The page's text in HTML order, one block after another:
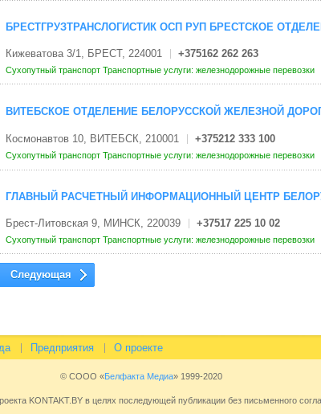
БРЕСТГРУЗТРАНСЛОГИСТИК ОСП РУП БРЕСТСКОЕ
Кижеватова 3/1, БРЕСТ, 224001 +375162 262 263
Сухопутный транспорт Транспортные услуги: железнодорожные перевозки
ВИТЕБСКОЕ ОТДЕЛЕНИЕ БЕЛОРУССКОЙ ЖЕЛЕЗНОЙ
Космонавтов 10, ВИТЕБСК, 210001 +375212 333 100
Сухопутный транспорт Транспортные услуги: железнодорожные перевозки
ГЛАВНЫЙ РАСЧЕТНЫЙ ИНФОРМАЦИОННЫЙ ЦЕНТР
Брест-Литовская 9, МИНСК, 220039 +37517 225 10 02
Сухопутный транспорт Транспортные услуги: железнодорожные перевозки
Следующая
Предприятия О проекте
© СООО «Белфакта Медиа» 1999-2020
KONTAKT.BY в целях последующей публикации без письменного